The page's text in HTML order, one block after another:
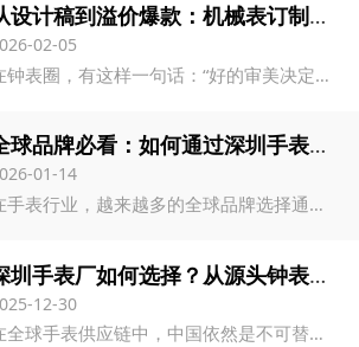
从设计稿到溢价爆款：机械表订制如何避开“空有其表”的坑？
02-05
在钟表圈，有这样一句话：“好的审美决定品牌的高度，而好的工厂决定品牌的寿命。” 很多品牌方带着极具艺术感的设计稿找到深圳手表厂，却在打样阶段遭遇打击：要么是结构无法实现，要么是成本超支，最怕的是做出来的实物“廉价感”十足。作为专注机械表研发的钟表厂家，宏利源钟表今天就带大家拆解：如何把一张纸，变成一只真正具备市场竞争力的订制手表。
全球品牌必看：如何通过深圳手表厂实现高效OEM生产
01-14
在手表行业，越来越多的全球品牌选择通过OEM手表厂家进行生产，以降低成本、提升效率，同时确保产品质量和品牌形象。无论是初创品牌还是成熟国际品牌，了解OEM合作模式是成功开展业务的关键。
深圳手表厂如何选择？从源头钟表厂家看订制手表与代加工实力
12-30
在全球手表供应链中，中国依然是不可替代的制造中心，而深圳手表厂则是其中最核心的产业聚集地之一。无论是品牌商、跨境卖家，还是批发商，越来越多客户开始直接对接源头钟表厂家，以获得更稳定的品质、更灵活的订制方案和更具竞争力的成本优势。 宏利源利源钟表，正是一家深耕深圳多年的专业钟表厂家，专注于订制手表、手表代加工及手表批发服务，为全球客户提供一站式手表制造解决方案。